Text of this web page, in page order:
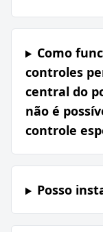
Como
controles
central do
não é
controle
Posso